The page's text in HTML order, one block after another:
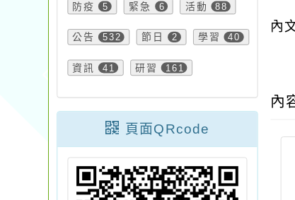
防疫 5 緊急 6 活動 88
公告 532 節日 2 學習 40
資訊 41 研習 161
頁面QRcode
內
內